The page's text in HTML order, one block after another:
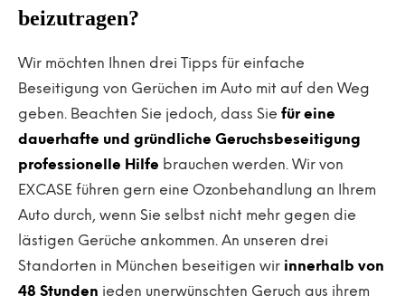
beizutragen?
Wir möchten Ihnen drei Tipps für einfache
Beseitigung von Gerüchen im Auto mit auf den Weg
geben. Beachten Sie jedoch, dass Sie für eine
dauerhafte und gründliche Geruchsbeseitigung
professionelle Hilfe brauchen werden. Wir von
EXCASE führen gern eine Ozonbehandlung an Ihrem
Auto durch, wenn Sie selbst nicht mehr gegen die
lästigen Gerüche ankommen. An unseren drei
Standorten in München beseitigen wir innerhalb von
48 Stunden jeden unerwünschten Geruch aus ihrem